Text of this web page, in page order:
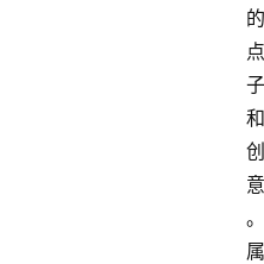
的
点
子
和
创
意
。
属